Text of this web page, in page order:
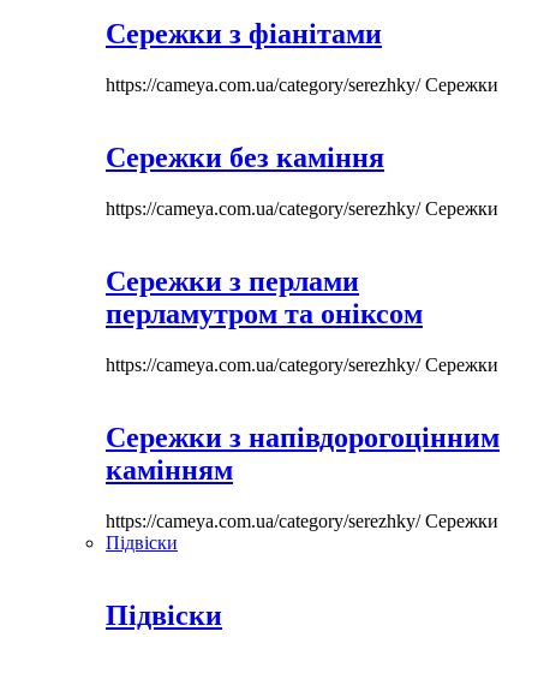
Сережки з фіанітами
https://cameya.com.ua/category/serezhky/Сережки
Сережки без каміння
https://cameya.com.ua/category/serezhky/Сережки
Сережки з перлами
перламутром та оніксом
https://cameya.com.ua/category/serezhky/Сережки
Сережки з напівдорогоцінним
камінням
https://cameya.com.ua/category/serezhky/Сережки
Підвіски
Підвіски